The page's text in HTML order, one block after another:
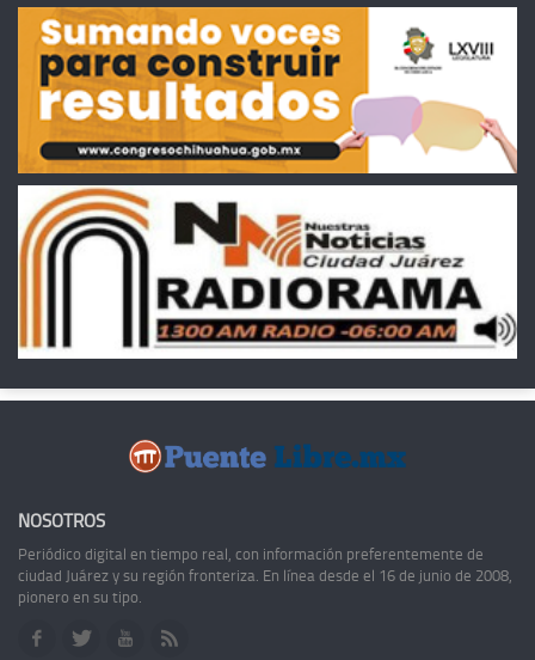
NOSOTROS
Periódico digital en tiempo real, con información preferentemente de
ciudad Juárez y su región fronteriza. En línea desde el 16 de junio de 2008,
pionero en su tipo.